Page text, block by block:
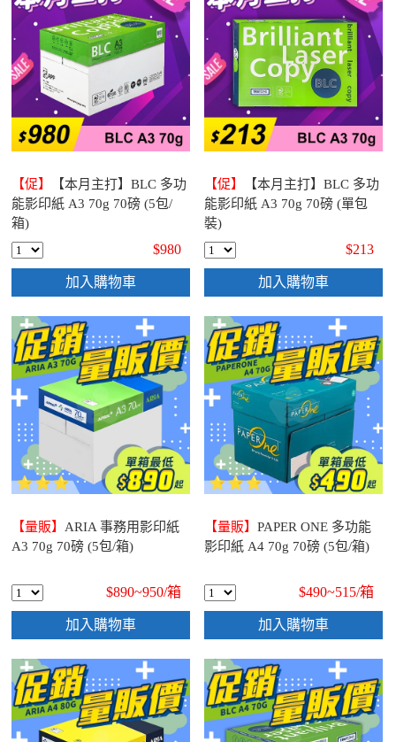
【促】
【本月主打】BLC 多功
能影印紙 A3 70g 70磅 (5包/
箱)
$980
加入購物車
【促】
【本月主打】BLC 多功
能影印紙 A3 70g 70磅 (單包
裝)
$213
加入購物車
【量販】 ARIA 事務用影印紙
A3 70g 70磅 (5包/箱)
$890~950/箱
加入購物車
【量販】PAPER ONE 多功能
影印紙 A4 70g 70磅 (5包/箱)
$490~515/箱
加入購物車